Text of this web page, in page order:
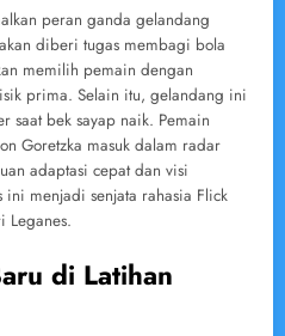
peran ganda gelandang
diberi tugas membagi bola
memilih pemain dengan
prima. Selain itu, gelandang ini
saat bek sayap naik. Pemain
Goretzka masuk dalam radar
adaptasi cepat dan visi
menjadi senjata rahasia Flick
Leganes.
di Latihan